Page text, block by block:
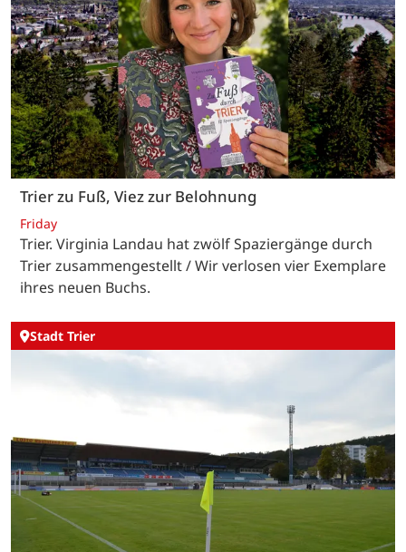
Trier zu Fuß, Viez zur Belohnung
Friday
Trier. Virginia Landau hat zwölf Spaziergänge durch
Trier zusammengestellt / Wir verlosen vier Exemplare
ihres neuen Buchs.
Stadt Trier